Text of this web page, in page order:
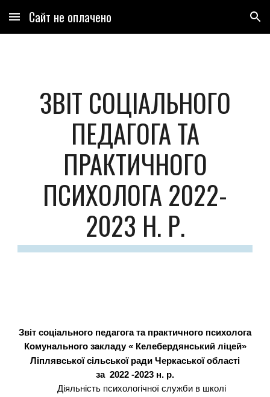
Skip to main content Skip to navigation
Сайт не оплачено
ЗВІТ СОЦІАЛЬНОГО
ПЕДАГОГА ТА
ПРАКТИЧНОГО
ПСИХОЛОГА 2022-
2023 Н. Р.
Звіт соціального педагога та практичного психолога
Комунального закладу « Келебердянський ліцей»
Ліплявської сільської ради Черкаської області
за 2022 -2023 н. р.
Діяльність психологічної служби в школі